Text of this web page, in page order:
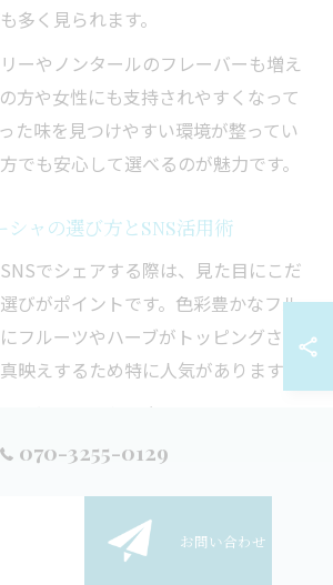
多く見られます。
ーやノンタールのフレーバーも増え
方や女性にも支持されやすくなって
た味を見つけやすい環境が整ってい
でも安心して選べるのが魅力です。
シャの選び方とSNS活用術
でシェアする際は、見た目にこだ
びがポイントです。色彩豊かなフル
フルーツやハーブがトッピングされ
映えするため特に人気があります。
の煙の量や色、光るボトルやおしゃ
映えポイントとして注目されていま
敗例としては、煙が少ない・暗い場
映えしにくいことが挙げられます。
070-3255-0129
お問い合わせ